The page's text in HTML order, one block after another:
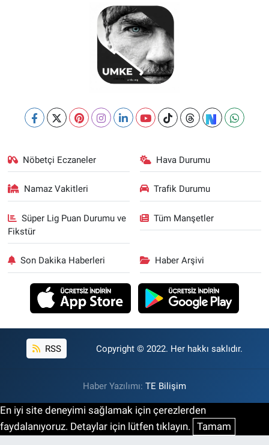
Nöbetçi Eczaneler Hava Durumu
Namaz Vakitleri Trafik Durumu
Süper Lig Puan Durumu ve
Fikstür
Tüm Manşetler
Son Dakika Haberleri Haber Arşivi
RSS Copyright © 2022. Her hakkı saklıdır.
Haber Yazılımı: TE Bilişim
En iyi site deneyimi sağlamak için çerezlerden
faydalanıyoruz. Detaylar için lütfen tıklayın. Tamam